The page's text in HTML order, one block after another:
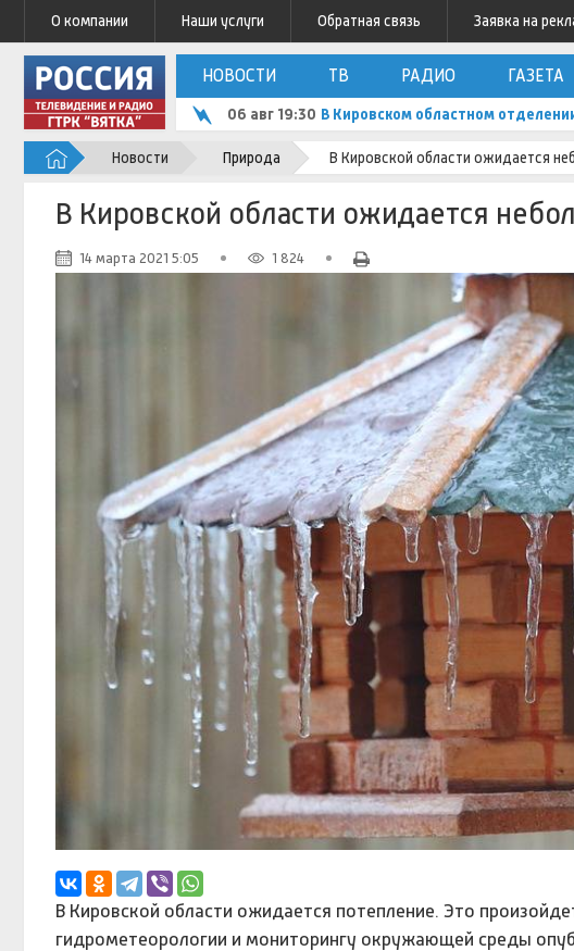
О компании Наши услуги Обратная связь Заявка на
НОВОСТИ ТВ РАДИО ГАЗЕТА
06 авг 19:30 В Кировском областном
Новости Природа В Кировской области ожидается
В Кировской области ожидается
14 марта 2021 5:05 1 824
В Кировской области ожидается потепление. Это
гидрометеорологии и мониторингу окружающей среды